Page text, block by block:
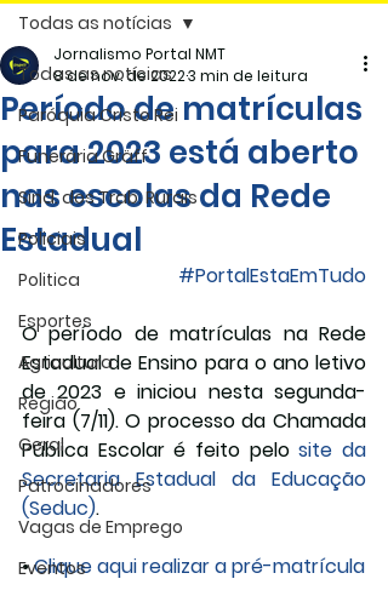
Todas as notícias
Paróquia Cristo Rei
Funerária Gräff
Sind. dos Trab. Rurais
Policiais
Politica
Esportes
Agricultura
Região
Geral
Patrocinadores
Vagas de Emprego
Eventos
Todas as notícias
Período de matrículas
para 2023 está aberto
nas escolas da Rede
Estadual
Jornalismo Portal NMT
8 de nov. de 20223 min de leitura
#PortalEstaEmTudo
O período de matrículas na Rede
Estadual de Ensino para o ano letivo
de 2023 e iniciou nesta segunda-
feira (7/11). O processo da Chamada
Pública Escolar é feito pelo site da
Secretaria Estadual da Educação
(Seduc).
• Clique aqui realizar a pré-matrícula